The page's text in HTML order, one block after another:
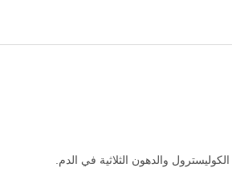
والدهون الثلاثية في الدم.